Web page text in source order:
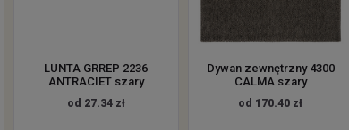
LUNTA GRREP 2236
ANTRACIET szary
od 27.34 zł
Dywan zewnętrzny 4300
CALMA szary
od 170.40 zł